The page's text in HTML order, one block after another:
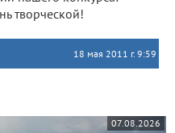
творческой!
18 мая 2011 г. 9:59
07.08.2026